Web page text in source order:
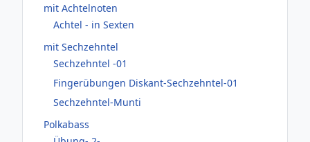
mit Achtelnoten
Achtel - in Sexten
mit Sechzehntel
Sechzehntel -01
Fingerübungen Diskant-Sechzehntel-01
Sechzehntel-Munti
Polkabass